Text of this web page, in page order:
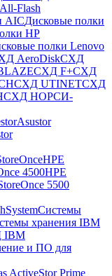
Flash
AICДисковые полки
HP
полки Lenovo
AeroDiskСХД
СХД F+СХД
СХД UTINETСХД
СХД НОРСИ-
Asustor
HPE
4500HPE
5500
Системы
хранения IBM
IBM
и ПО для
ActiveStor Prime